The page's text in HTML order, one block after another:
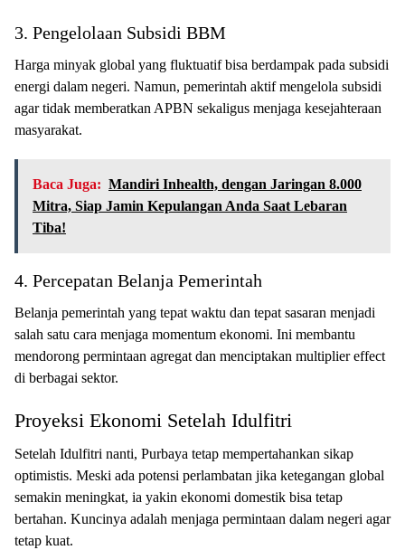
3. Pengelolaan Subsidi BBM
Harga minyak global yang fluktuatif bisa berdampak pada subsidi
energi dalam negeri. Namun, pemerintah aktif mengelola subsidi
agar tidak memberatkan APBN sekaligus menjaga kesejahteraan
masyarakat.
Baca Juga: Mandiri Inhealth, dengan Jaringan 8.000
Mitra, Siap Jamin Kepulangan Anda Saat Lebaran
Tiba!
4. Percepatan Belanja Pemerintah
Belanja pemerintah yang tepat waktu dan tepat sasaran menjadi
salah satu cara menjaga momentum ekonomi. Ini membantu
mendorong permintaan agregat dan menciptakan multiplier effect
di berbagai sektor.
Proyeksi Ekonomi Setelah Idulfitri
Setelah Idulfitri nanti, Purbaya tetap mempertahankan sikap
optimistis. Meski ada potensi perlambatan jika ketegangan global
semakin meningkat, ia yakin ekonomi domestik bisa tetap
bertahan. Kuncinya adalah menjaga permintaan dalam negeri agar
tetap kuat.